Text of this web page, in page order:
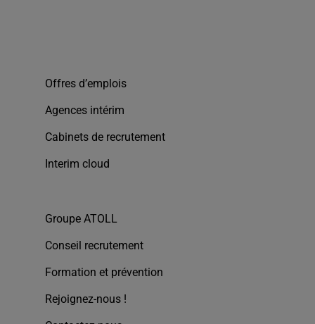
Offres d’emplois
Agences intérim
Cabinets de recrutement
Interim cloud
Groupe ATOLL
Conseil recrutement
Formation et prévention
Rejoignez-nous !